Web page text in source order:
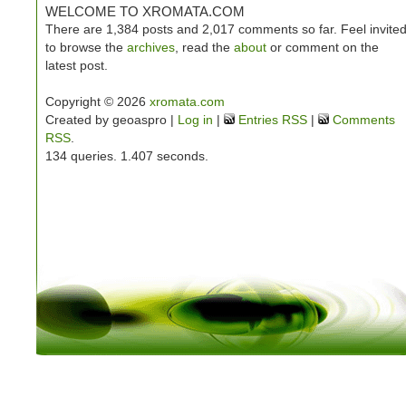
WELCOME TO XROMATA.COM
There are 1,384 posts and 2,017 comments so far. Feel invited
to browse the archives , read the about or comment on the
latest post.
Copyright © 2026 xromata.com
Created by geoaspro | Log in | Entries RSS |
Comments
RSS
134 queries. 1.407 seconds.